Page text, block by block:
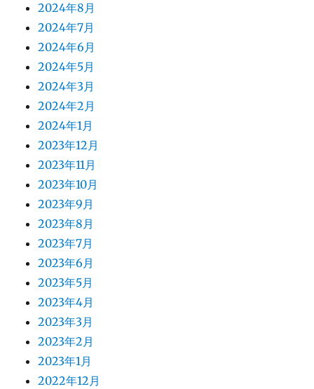
2024年8月
2024年7月
2024年6月
2024年5月
2024年3月
2024年2月
2024年1月
2023年12月
2023年11月
2023年10月
2023年9月
2023年8月
2023年7月
2023年6月
2023年5月
2023年4月
2023年3月
2023年2月
2023年1月
2022年12月